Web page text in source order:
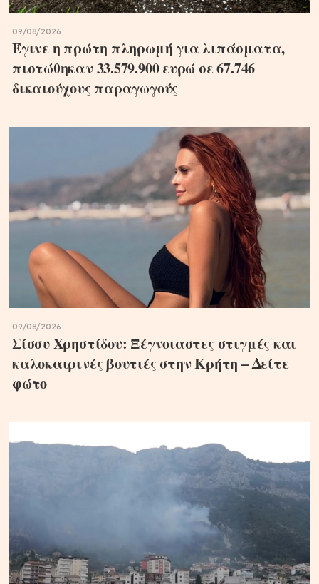
09/08/2026
Έγινε η πρώτη πληρωμή για λιπάσματα,
πιστώθηκαν 33.579.900 ευρώ σε 67.746
δικαιούχους παραγωγούς
09/08/2026
Σίσσυ Χρηστίδου: Ξέγνοιαστες στιγμές και
καλοκαιρινές βουτιές στην Κρήτη – Δείτε
φώτο